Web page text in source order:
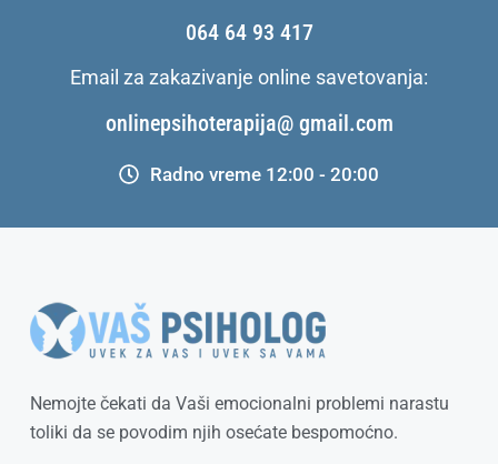
064 64 93 417
Email za zakazivanje online savetovanja:
onlinepsihoterapija@ gmail.com
Radno vreme 12:00 - 20:00
Nemojte čekati da Vaši emocionalni problemi narastu
toliki da se povodim njih osećate bespomoćno.